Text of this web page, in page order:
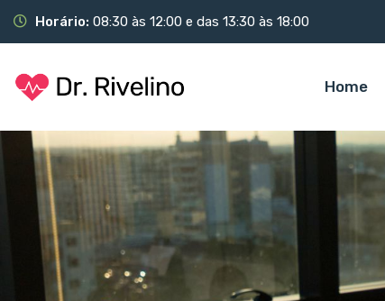
Horário: 08:30 às 12:00 e das 13:30 às 18:00
Home